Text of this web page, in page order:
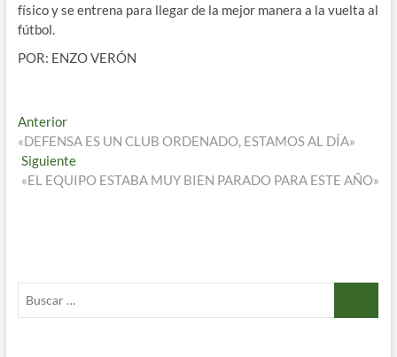
físico y se entrena para llegar de la mejor manera a la vuelta al
fútbol.
POR: ENZO VERÓN
Navegación
de
entradas
AnteriorEntrada
anterior:
«DEFENSA ES UN CLUB ORDENADO, ESTAMOS AL DÍA»
SiguienteEntrada
siguiente:
«EL EQUIPO ESTABA MUY BIEN PARADO PARA ESTE AÑO»